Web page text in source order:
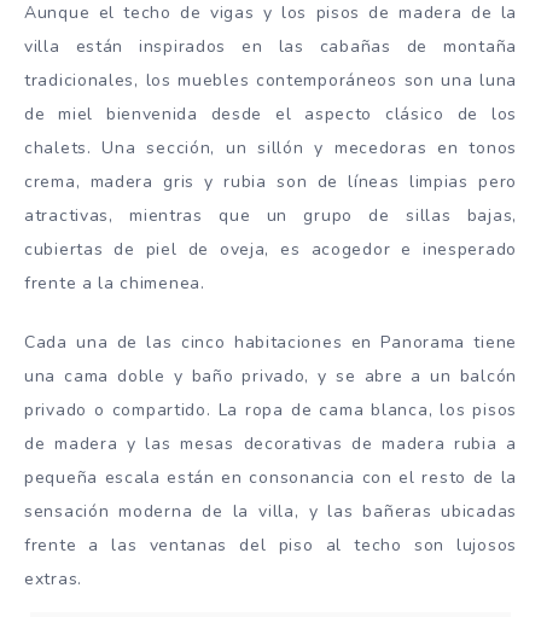
Aunque el techo de vigas y los pisos de madera de la
villa están inspirados en las cabañas de montaña
tradicionales, los muebles contemporáneos son una luna
de miel bienvenida desde el aspecto clásico de los
chalets. Una sección, un sillón y mecedoras en tonos
crema, madera gris y rubia son de líneas limpias pero
atractivas, mientras que un grupo de sillas bajas,
cubiertas de piel de oveja, es acogedor e inesperado
frente a la chimenea.
Cada una de las cinco habitaciones en Panorama tiene
una cama doble y baño privado, y se abre a un balcón
privado o compartido. La ropa de cama blanca, los pisos
de madera y las mesas decorativas de madera rubia a
pequeña escala están en consonancia con el resto de la
sensación moderna de la villa, y las bañeras ubicadas
frente a las ventanas del piso al techo son lujosos
extras.